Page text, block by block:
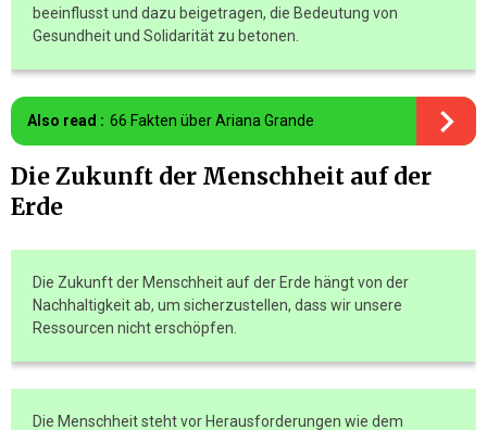
beeinflusst und dazu beigetragen, die Bedeutung von
Gesundheit und Solidarität zu betonen.
Also read : 66 Fakten über Ariana Grande
Die Zukunft der Menschheit auf der
Erde
Die Zukunft der Menschheit auf der Erde hängt von der
Nachhaltigkeit ab, um sicherzustellen, dass wir unsere
Ressourcen nicht erschöpfen.
Die Menschheit steht vor Herausforderungen wie dem